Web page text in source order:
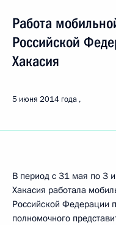
Работа
Российской
Хакасия
5 июня 2014 года
В период с 31 мая по 3
Хакасия работала
Российской Федерации
полномочного